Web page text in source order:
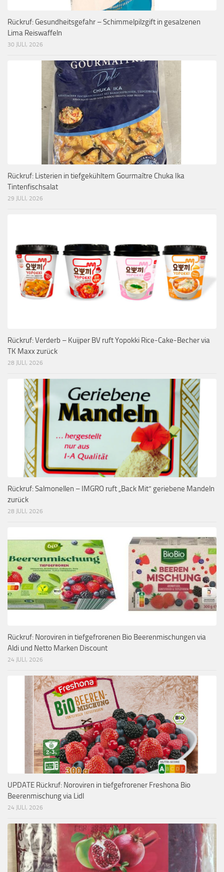
Rückruf: Gesundheitsgefahr – Schimmelpilzgift in gesalzenen
Lima Reiswaffeln
30 JULI, 2026
Rückruf: Listerien in tiefgekühltem Gourmaître Chuka Ika
Tintenfischsalat
29 JULI, 2026
Rückruf: Verderb – Kuijper BV ruft Yopokki Rice-Cake-Becher via
TK Maxx zurück
28 JULI, 2026
Rückruf: Salmonellen – IMGRO ruft „Back Mit“ geriebene Mandeln
zurück
28 JULI, 2026
Rückruf: Noroviren in tiefgefrorenen Bio Beerenmischungen via
Aldi und Netto Marken Discount
24 JULI, 2026
UPDATE Rückruf: Noroviren in tiefgefrorener Freshona Bio
Beerenmischung via Lidl
24 JULI, 2026